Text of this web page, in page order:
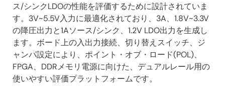
ス/シンクLDOの性能を評価するために設計されていま
す。3V~5.5V入力に最適化されており、3A、1.8V~3.3V
の降圧出力と1Aソース/シンク、1.2V LDO出力を生成し
ます。ボード上の入出力接続、切り替えスイッチ、ジ
ャンパ設定により、ポイント・オブ・ロード(POL)、
FPGA、DDRメモリ電源に向けた、デュアルレール用の
使いやすい評価プラットフォームです。